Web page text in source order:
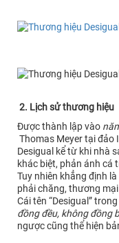
2. Lịch sử thương hiệu
Được thành lập vào
Thomas Meyer tại đảo
Desigual kể từ khi nhà
khác biệt, phản ánh cá
Tuy nhiên khẳng định
phải chăng, thương
Cái tên “Desigual”
đồng đều, không đồng
ngược cũng thể hiện